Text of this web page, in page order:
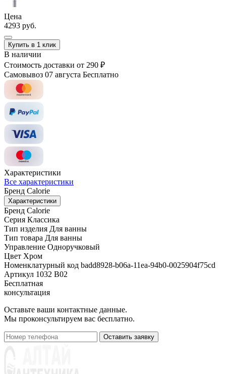
Цена
4293 руб.
Купить в 1 клик
В наличии
Стоимость доставки от 290 ₽
Самовывоз 07 августа Бесплатно
Характеристики
Все характеристики
Бренд Calorie
Характеристики
Бренд Calorie
Серия Классика
Тип изделия Для ванны
Тип товара Для ванны
Управление Одноручковый
Цвет Хром
Номенклатурный код badd8928-b06a-11ea-94b0-0025904f75cd
Артикул 1032 В02
Бесплатная
консультация
Оставьте ваши контактные данные.
Мы проконсультируем вас бесплатно.
Оставить заявку